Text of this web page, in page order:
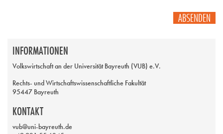
INFORMATIONEN
Volkswirtschaft an der Universität Bayreuth (VUB) e.V.
Rechts- und Wirtschaftswissenschaftliche Fakultät
95447 Bayreuth
KONTAKT
vub@uni-bayreuth.de
ABSENDEN